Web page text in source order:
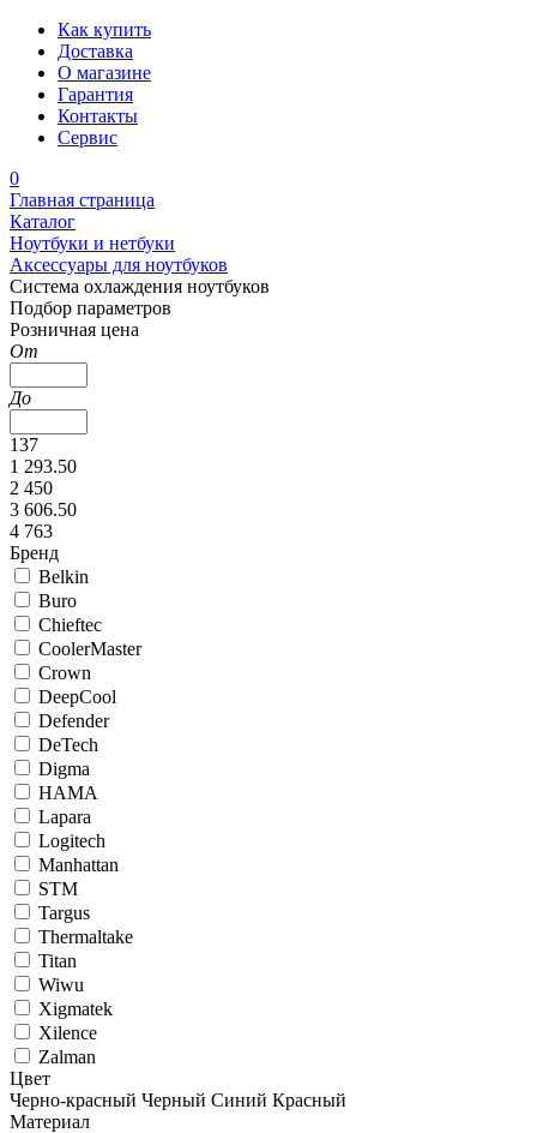
Как купить
Доставка
О магазине
Гарантия
Контакты
Сервис
0
Главная страница
Каталог
Ноутбуки и нетбуки
Аксессуары для ноутбуков
Система охлаждения ноутбуков
Подбор параметров
Розничная цена
От
До
137
1 293.50
2 450
3 606.50
4 763
Бренд
Belkin
Buro
Chieftec
CoolerMaster
Crown
DeepCool
Defender
DeTech
Digma
HAMA
Lapara
Logitech
Manhattan
STM
Targus
Thermaltake
Titan
Wiwu
Xigmatek
Xilence
Zalman
Цвет
Черно-красный Черный Синий Красный
Материал